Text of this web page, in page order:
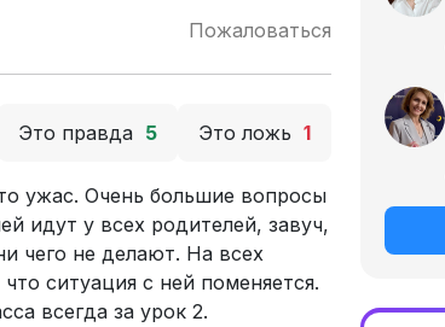
Пожаловаться
Это правда 5 Это ложь 1
ужас. Очень большие вопросы
идут у всех родителей, завуч,
чего не делают. На всех
ситуация с ней поменяется.
всегда за урок 2.